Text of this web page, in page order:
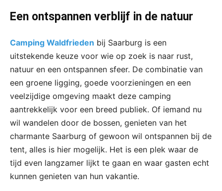
Een ontspannen verblijf in de natuur
Camping Waldfrieden bij Saarburg is een
uitstekende keuze voor wie op zoek is naar rust,
natuur en een ontspannen sfeer. De combinatie van
een groene ligging, goede voorzieningen en een
veelzijdige omgeving maakt deze camping
aantrekkelijk voor een breed publiek. Of iemand nu
wil wandelen door de bossen, genieten van het
charmante Saarburg of gewoon wil ontspannen bij de
tent, alles is hier mogelijk. Het is een plek waar de
tijd even langzamer lijkt te gaan en waar gasten echt
kunnen genieten van hun vakantie.